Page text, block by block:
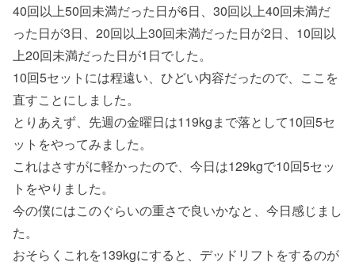
40回以上50回未満だった日が6日、30回以上40回未満だ
った日が3日、20回以上30回未満だった日が2日、10回以
上20回未満だった日が1日でした。
10回5セットには程遠い、ひどい内容だったので、ここを
直すことにしました。
とりあえず、先週の金曜日は119kgまで落として10回5セ
ットをやってみました。
これはさすがに軽かったので、今日は129kgで10回5セッ
トをやりました。
今の僕にはこのぐらいの重さで良いかなと、今日感じまし
た。
おそらくこれを139kgにすると、デッドリフトをするのが